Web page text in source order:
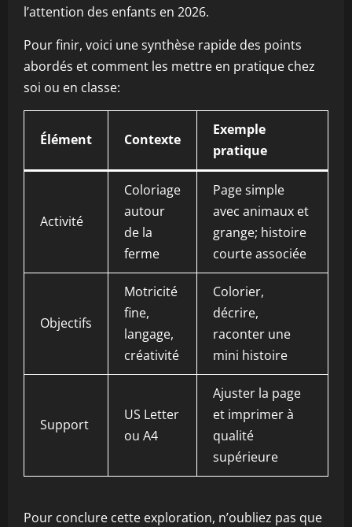
l’attention des enfants en 2026.
Pour finir, voici une synthèse rapide des points
abordés et comment les mettre en pratique chez
soi ou en classe:
Élément Contexte
Exemple
pratique
Activité
Coloriage
autour
de la
ferme
Page simple
avec animaux et
grange; histoire
courte associée
Objectifs
Motricité
fine,
langage,
créativité
Colorier,
décrire,
raconter une
mini histoire
Support
US Letter
ou A4
Ajuster la page
et imprimer à
qualité
supérieure
Pour conclure cette exploration, n’oubliez pas que